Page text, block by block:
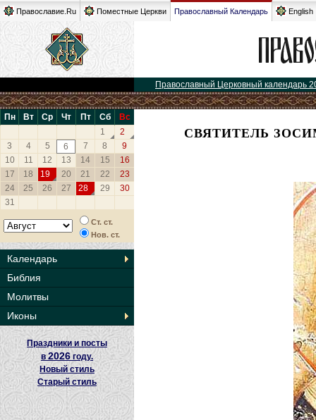
Православие.Ru Поместные Церкви Православный Календарь English
Православный Церковный календарь
Пн Вт Ср Чт Пт Сб
Вс
1
2
3
4 5 6 7 8
9
10
11 12 13 14 15
16
17
18 19 20 21 22
23
24
25 26 27 28 29
30
31
Ст. ст.
Нов. ст.
Календарь
Библия
Молитвы
Иконы
Праздники и посты
в2026 году.
Новый стиль
Старый стиль
СВЯТИТЕЛЬ